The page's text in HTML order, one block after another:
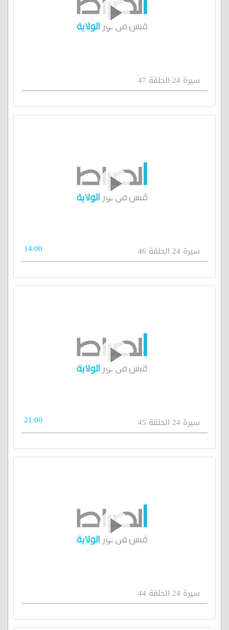
سيرة 24 الحلقة 47
سيرة 24 الحلقة 46 14:00
سيرة 24 الحلقة 45 21:00
سيرة 24 الحلقة 44